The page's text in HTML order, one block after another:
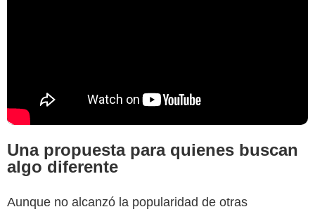
Una propuesta para quienes buscan
algo diferente
Aunque no alcanzó la popularidad de otras